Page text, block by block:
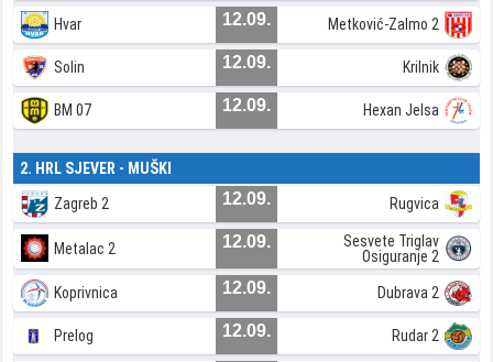
Hvar 12.09. Metković-Zalmo 2
Solin 12.09. Krilnik
BM 07 12.09. Hexan Jelsa
2. HRL SJEVER - MUŠKI
Zagreb 2 12.09. Rugvica
Metalac 2 12.09.
Sesvete Triglav
Osiguranje 2
Koprivnica 12.09. Dubrava 2
Prelog 12.09. Rudar 2